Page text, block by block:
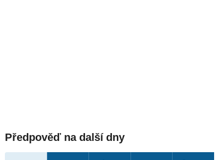
Předpověď na další dny